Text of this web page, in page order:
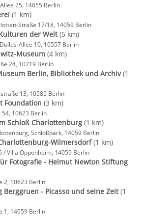
25, 14055 Berlin
(1 km)
Straße 17/18, 14059 Berlin
der Welt(5 km)
Allee 10, 10557 Berlin
Museum(4 km)
24, 10719 Berlin
Berlin, Bibliothek und Archiv(1
13, 10585 Berlin
Foundation (3 km)
10623 Berlin
Schloß Charlottenburg(1 km)
Schloßpark, 14059 Berlin
Wilmersdorf(1 km)
/ Villa Oppenheim, 14059 Berlin
Fotografie - Helmut Newton Stiftung
2, 10623 Berlin
Berggruen - Picasso und seine Zeit(1
1, 14059 Berlin